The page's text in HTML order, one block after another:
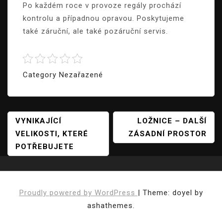
Po každém roce v provoze regály prochází
kontrolu a případnou opravou. Poskytujeme
také záruční, ale také pozáruční servis.
Category Nezařazené
Navigace
Pro
Příspěvek
VYNIKAJÍCÍ
VELIKOSTI, KTERÉ
POTŘEBUJETE
LOŽNICE – DALŠÍ
ZÁSADNÍ PROSTOR
Proudly powered by WordPress | Theme: doyel by
ashathemes.